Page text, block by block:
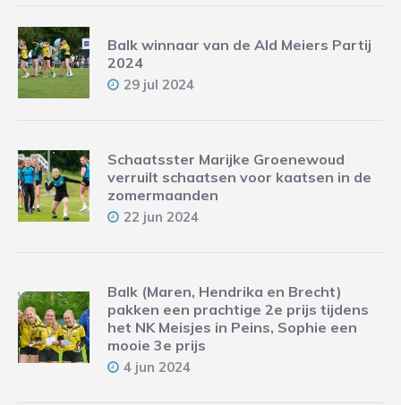
Balk winnaar van de Ald Meiers Partij
2024
29 jul 2024
Schaatsster Marijke Groenewoud
verruilt schaatsen voor kaatsen in de
zomermaanden
22 jun 2024
Balk (Maren, Hendrika en Brecht)
pakken een prachtige 2e prijs tijdens
het NK Meisjes in Peins, Sophie een
mooie 3e prijs
4 jun 2024